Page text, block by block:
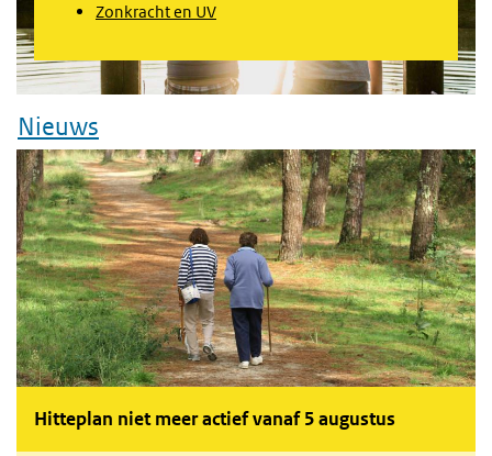
Zonkracht en UV
Nieuws
Hitteplan niet meer actief vanaf 5 augustus